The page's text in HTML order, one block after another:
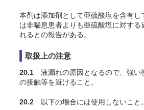
本剤は添加剤として亜硫酸塩を含有し
は非喘息患者よりも亜硫酸塩に対する
れるとの報告がある。
取扱上の注意
20.1 液漏れの原因となるので、強い
の接触等を避けること。
20.2 以下の場合には使用しないこと。